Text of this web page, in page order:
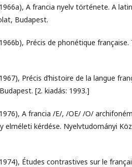
A francia nyelv története. A
Budapest.
Précis de phonétique française.
Précis d’histoire de la langue
[2. kiadás: 1993.]
A francia /E/, /OE/ /O/
elméleti kérdése. Nyelvtudományi
Études contrastives sur le